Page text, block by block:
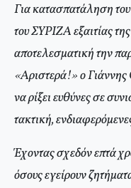
Για κατασπατάληση
του ΣΥΡΙΖΑ εξαιτίας
αποτελεσματική την
«Αριστερά!» ο
να ρίξει ευθύνες σε
τακτική,
Έχοντας σχεδόν επτά
όσους εγείρουν